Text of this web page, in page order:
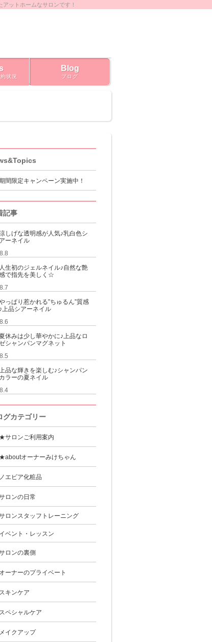
ットホームなサロンです！
状況
Blog
ブログ
間限定キャンペーン実施中！
記事
しげな透明感が人気♪乳白色シ
アーネイル
人生初のジェルネイル♪自然な艶
で指先を美しく☆
っぱり惹かれる”ちゅるん”質感
♪上品シアーネイル
休みは少し華やかに♪上品なロ
シャンパンマグネット
品な輝きを楽しむ♪シャンパン
カラーの夏ネイル
グカテゴリー
★サロンご利用案内
★aboutオーナーみけちゃん
ノエビア化粧品
ロンの日常
ロンスタッフトレーニング
イベント・レッスン
ロンの裏側
オーナーのプライベート
スキンケア
スペシャルケア
メイクアップ